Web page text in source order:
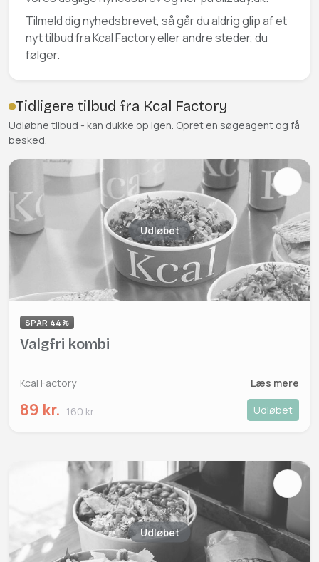
Tilmeld dig nyhedsbrevet, så går du aldrig glip af et
nyt tilbud fra Kcal Factory eller andre steder, du
følger.
Tidligere tilbud fra Kcal Factory
Udløbne tilbud - kan dukke op igen. Opret en søgeagent og få
besked.
Udløbet
SPAR 44%
Valgfri kombi
Kcal Factory Læs mere
89 kr. 160 kr. Udløbet
Udløbet